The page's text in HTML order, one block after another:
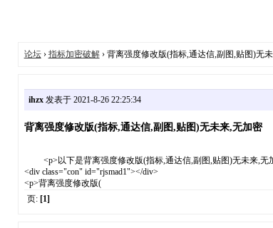
论坛› 指标加密破解› 背离强度修改版(指标,通达信,副图,贴图)无
ihzx发表于 2021-8-26 22:25:34
背离强度修改版(指标,通达信,副图,贴图)无未来,无加密
<p>以下是背离强度修改版(指标,通达信,副图,贴图)无未来,无
<div class="con" id="rjsmad1"></div>
<p>背离强度修改版(
页: [1]